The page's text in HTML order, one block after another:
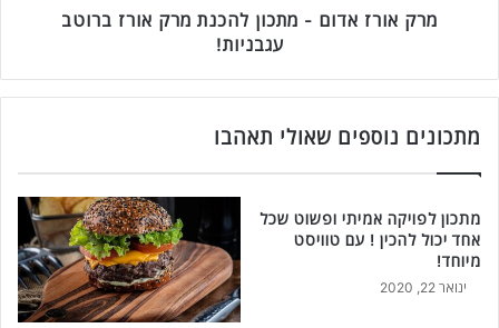
כ
ן
ה
כ
מרק אורז אדום - מתכון להכנת מרק אורז ברוטב
עגבניות!
מתכונים נוספים שאולי תאהבו
מתכון לפויקה אמיתי ופשוט שכל
אחד יכול להכין ! עם טוויסט
מיוחד!
ינואר 22, 2020